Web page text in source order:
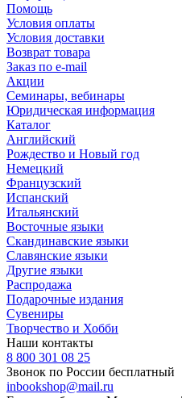
Помощь
Условия оплаты
Условия доставки
Возврат товара
Заказ по e-mail
Акции
Семинары, вебинары
Юридическая информация
Каталог
Английский
Рождество и Новый год
Немецкий
Французский
Испанский
Итальянский
Восточные языки
Скандинавские языки
Славянские языки
Другие языки
Распродажа
Подарочные издания
Сувениры
Творчество и Хобби
Наши контакты
8 800 301 08 25
Звонок по России бесплатный
inbookshop@mail.ru